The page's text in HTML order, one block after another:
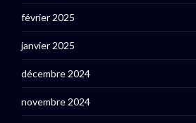
février 2025
janvier 2025
décembre 2024
novembre 2024